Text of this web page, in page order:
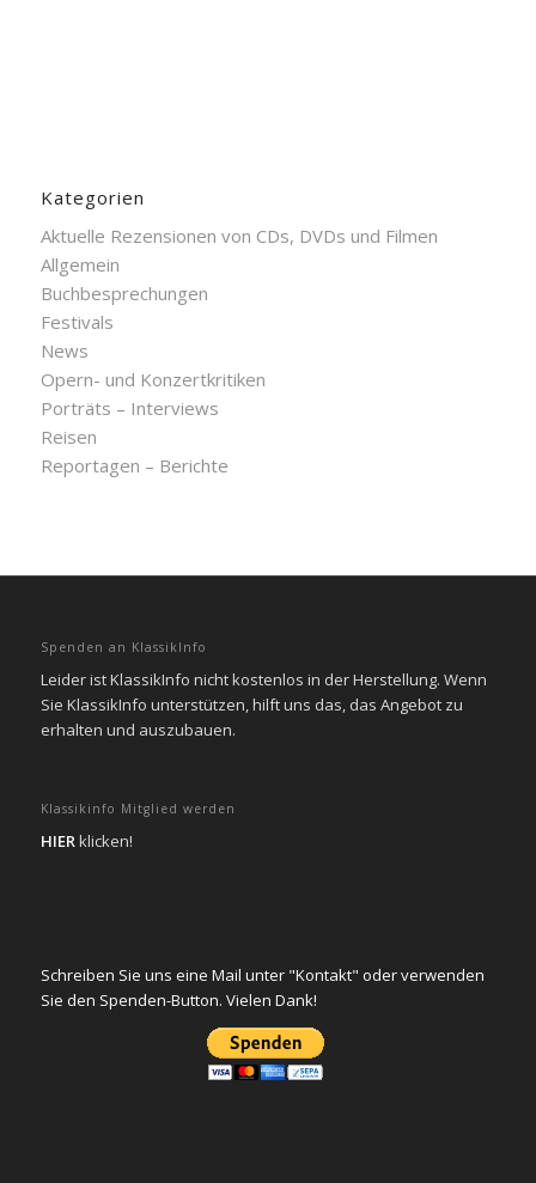
Kategorien
Aktuelle Rezensionen von CDs, DVDs und Filmen
Allgemein
Buchbesprechungen
Festivals
News
Opern- und Konzertkritiken
Porträts – Interviews
Reisen
Reportagen – Berichte
Spenden an KlassikInfo
Leider ist KlassikInfo nicht kostenlos in der Herstellung. Wenn
Sie KlassikInfo unterstützen, hilft uns das, das Angebot zu
erhalten und auszubauen.
Klassikinfo Mitglied werden
HIERklicken!
Schreiben Sie uns eine Mail unter "Kontakt" oder verwenden
Sie den Spenden-Button. Vielen Dank!